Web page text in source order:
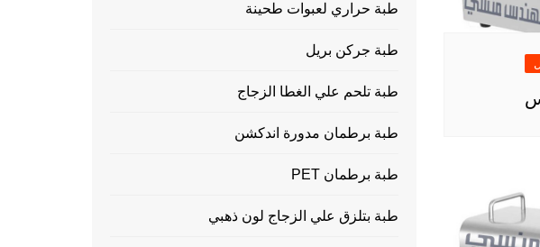
طبة حراري لعبوات طحينة
طبة جركن بريل
طبة تلحم علي الغطا الزجاج
طبة برطمان مدورة اندكشن
طبة برطمان PET
طبة بتلزق علي الزجاج لون ذهبي